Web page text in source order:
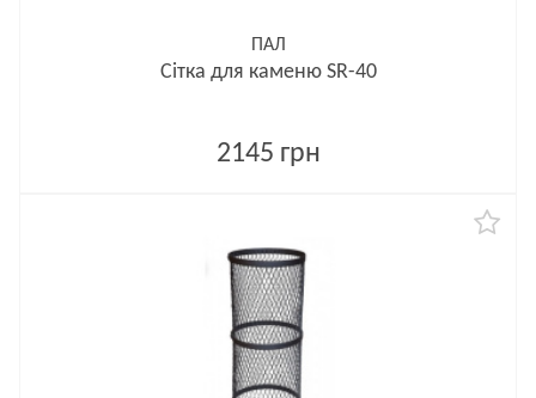
ПАЛ
Сітка для каменю SR-40
2145 грн